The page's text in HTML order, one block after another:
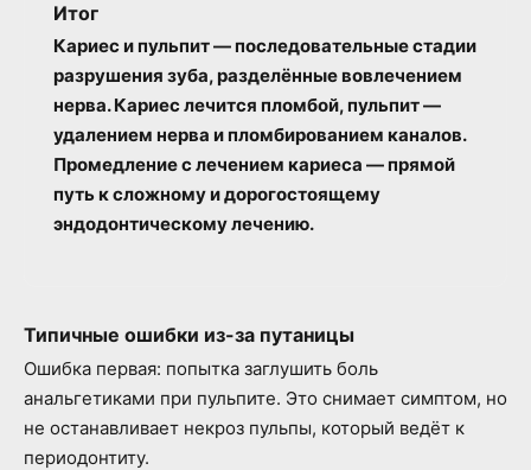
Итог
Кариес и пульпит — последовательные стадии
разрушения зуба, разделённые вовлечением
нерва. Кариес лечится пломбой, пульпит —
удалением нерва и пломбированием каналов.
Промедление с лечением кариеса — прямой
путь к сложному и дорогостоящему
эндодонтическому лечению.
Типичные ошибки из-за путаницы
Ошибка первая: попытка заглушить боль
анальгетиками при пульпите. Это снимает симптом, но
не останавливает некроз пульпы, который ведёт к
периодонтиту.